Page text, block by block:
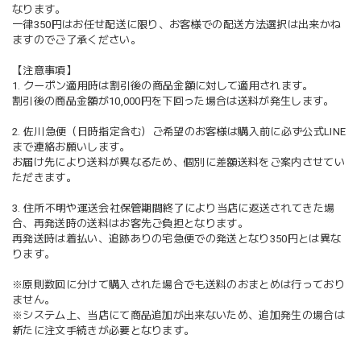
なります。
一律350円はお任せ配送に限り、お客様での配送方法選択は出来かね
ますのでご了承ください。
【注意事項】
1. クーポン適用時は割引後の商品金額に対して適用されます。
割引後の商品金額が10,000円を下回った場合は送料が発生します。
2. 佐川急便（日時指定含む）ご希望のお客様は購入前に必ず公式LINE
まで連絡お願いします。
お届け先により送料が異なるため、個別に差額送料をご案内させてい
ただきます。
3. 住所不明や運送会社保管期間終了により当店に返送されてきた場
合、再発送時の送料はお客先ご負担となります。
再発送時は着払い、追跡ありの宅急便での発送となり350円とは異な
ります。
※原則数回に分けて購入された場合でも送料のおまとめは行っており
ません。
※システム上、当店にて商品追加が出来ないため、追加発生の場合は
新たに注文手続きが必要となります。